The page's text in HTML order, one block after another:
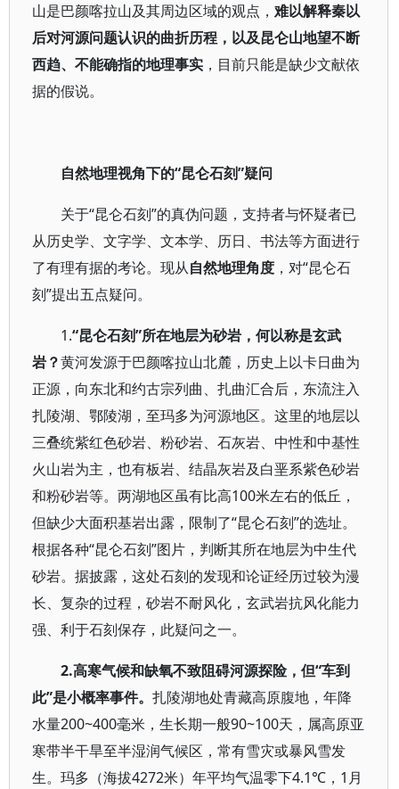
山是巴颜喀拉山及其周边区域的观点， 难以解释秦以
后对河源问题认识的曲折历程，以及昆仑山地望不断
西趋、不能确指的地理事实 ，目前只能是缺少文献依
据的假说。
自然地理视角下的“昆仑石刻”疑问
关于“昆仑石刻”的真伪问题，支持者与怀疑者已
从历史学、文字学、文本学、历日、书法等方面进行
了有理有据的考论。现从自然地理角度 ，对“昆仑石
刻”提出五点疑问。
1.“昆仑石刻”所在地层为砂岩，何以称是玄武
岩？黄河发源于巴颜喀拉山北麓，历史上以卡日曲为
正源，向东北和约古宗列曲、扎曲汇合后，东流注入
扎陵湖、鄂陵湖，至玛多为河源地区。这里的地层以
三叠统紫红色砂岩、粉砂岩、石灰岩、中性和中基性
火山岩为主，也有板岩、结晶灰岩及白垩系紫色砂岩
和粉砂岩等。两湖地区虽有比高100米左右的低丘，
但缺少大面积基岩出露，限制了“昆仑石刻”的选址。
根据各种“昆仑石刻”图片，判断其所在地层为中生代
砂岩。据披露，这处石刻的发现和论证经历过较为漫
长、复杂的过程，砂岩不耐风化，玄武岩抗风化能力
强、利于石刻保存，此疑问之一。
2.高寒气候和缺氧不致阻碍河源探险，但“车到
此”是小概率事件。 扎陵湖地处青藏高原腹地，年降
水量200~400毫米，生长期一般90~100天，属高原亚
寒带半干旱至半湿润气候区，常有雪灾或暴风雪发
生。玛多（海拔4272米）年平均气温零下4.1℃，1月